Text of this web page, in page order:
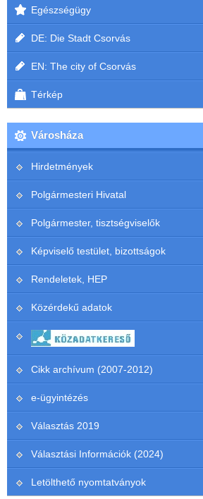
Egészségügy
DE: Die Stadt Csorvás
EN: The city of Csorvás
Térkép
Városháza
Hirdetmények
Polgármesteri Hivatal
Polgármester, tisztségviselők
Képviselő testület, bizottságok
Rendeletek, HEP
Közérdekű adatok
Cikk archívum (2007-2012)
e-ügyintézés
Választás 2019
Választási Információk (2024)
Letölthető nyomtatványok